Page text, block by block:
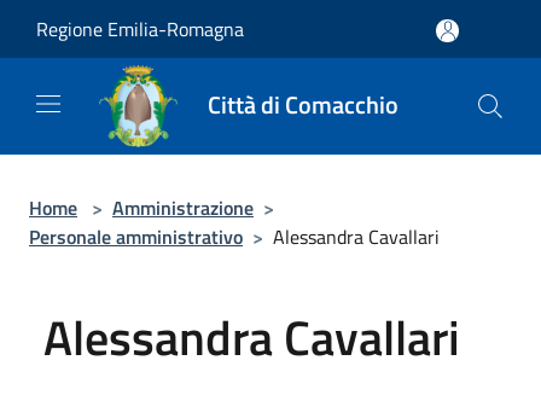
Regione Emilia-Romagna
Città di Comacchio
Home > Amministrazione >
Personale amministrativo > Alessandra Cavallari
Alessandra Cavallari